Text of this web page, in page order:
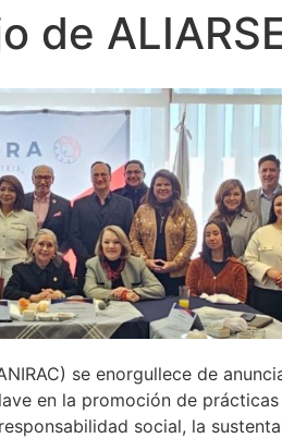
de
se enorgullece de
en la promoción de
social, la